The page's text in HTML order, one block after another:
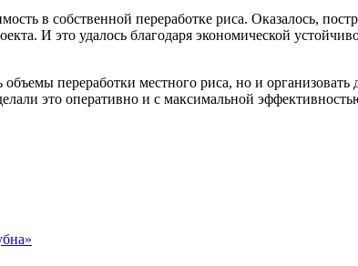
в собственной переработке риса. Оказалось,
И это удалось благодаря экономической
переработки местного риса, но и
это оперативно и с максимальной